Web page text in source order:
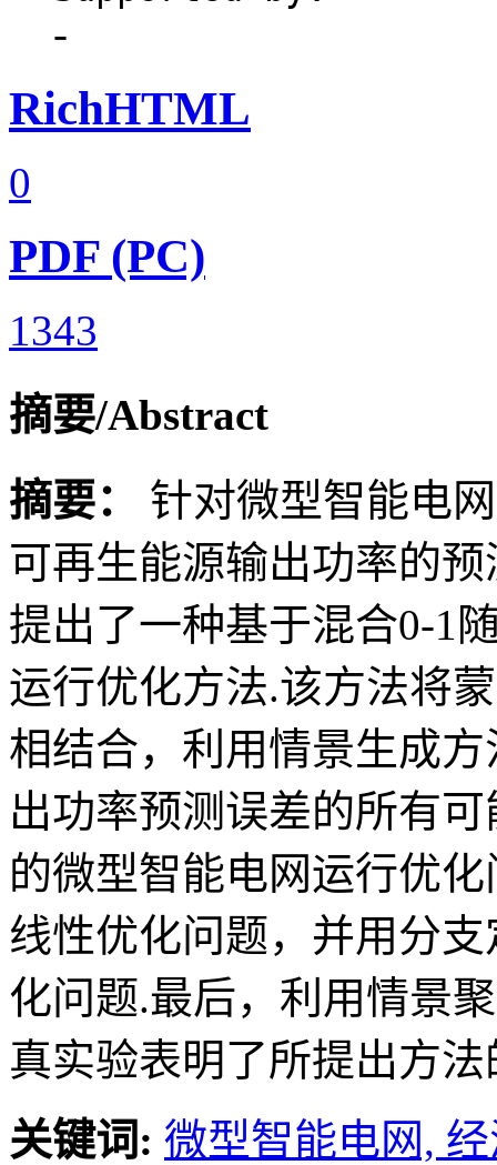
-
RichHTML
0
PDF (PC)
1343
摘要/Abstract
摘要： 针对微型智能电
可再生能源输出功率的
提出了一种基于混合0-1
运行优化方法.该方法将
相结合，利用情景生成
出功率预测误差的所有
的微型智能电网运行优
线性优化问题，并用分
化问题.最后，利用情景
真实验表明了所提出方
关键词: 微型智能电网,